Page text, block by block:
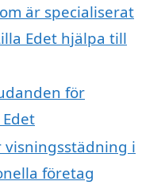
är specialiserat
Edet hjälpa till
för
visningsstädning i
företag